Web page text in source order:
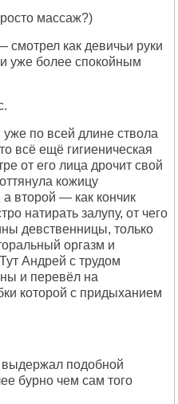
массаж?)
смотрел как девичьи руки
уже более спокойным
по всей длине ствола
всё ещё гигиеническая
от его лица дрочит свой
кожицу
а второй — как кончик
натирать залупу, от чего
девственницы, только
оргазм и
Андрей с трудом
и перевёл на
которой с придыханием
подобной
бурно чем сам того